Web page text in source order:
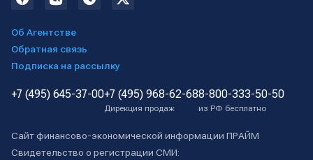
Об Агентстве
Обратная связь
Подписка на рассылку
+7 (495) 645-37-00+7 (495) 968-62-68
Дирекция продаж
8-800-333-50-50
из РФ бесплатно
Сайт финансово-экономической информации ПРАЙМ
Свидетельство о регистрации СМИ: